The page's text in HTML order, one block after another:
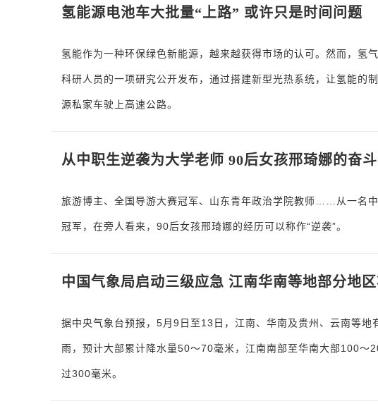
氢能源电池车大批量“上路” 或许只是时间问题
氢能作为一种环保绿色新能源，越来越获得市场的认可。然而，氢
科研人员的一项研究公开发布，通过搭建新型光热系统，让氢能的
源私家车驶上高速公路。
从中职生逆袭为大学老师 90后女孩邢琦娜的奋
旅游博主、全国导游大赛冠军、山东青年政治学院教师……从一名
冠军，在旁人看来，90后女孩邢琦娜的经历可以称作“逆袭”。
中国气象局启动三级应急 江南华南等地部分地
据中央气象台预报，5月9日至13日，江南、华南及贵州、云南等
雨，预计大部累计降水量50～70毫米，江南南部至华南大部100～
过300毫米。